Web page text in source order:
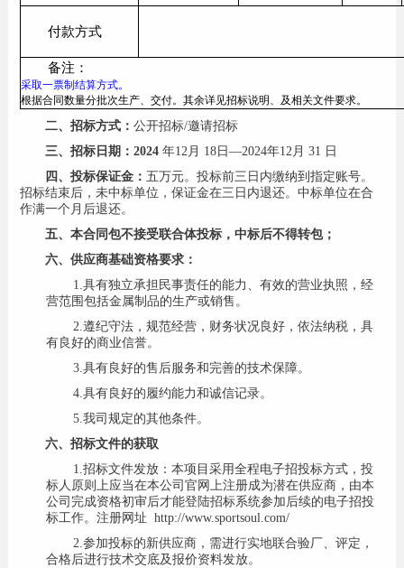
付款方式
备注：
采取一票制结算方式。
根据合同数量分批次生产、交付。其余详见招标说明、及相关文件要求。
二、 招标方式： 公开招标/邀请招标
三、 招标日期： 2024 年12月 18日—2024年12月 31 日
四、 投标保证金： 五万元。投标前三日内缴纳到指定账号。
招标结束后，未中标单位，保证金在三日内退还。中标单位在合
作满一个月后退还。
五、 本合同包不接受联合体投标，中标后不得转包；
六、 供应商基础资格要求：
1.具有独立承担民事责任的能力、有效的营业执照，经
营范围包括金属制品的生产或销售。
2.遵纪守法，规范经营，财务状况良好，依法纳税，具
有良好的商业信誉。
3.具有良好的售后服务和完善的技术保障。
4.具有良好的履约能力和诚信记录。
5.我司规定的其他条件。
六、招标文件的获取
1.招标文件发放：本项目采用全程电子招投标方式，投
标人原则上应当在本公司官网上注册成为潜在供应商，由本
公司完成资格初审后才能登陆招标系统参加后续的电子招投
标工作。 注册网址 http://www.sportsoul.com/
2.参加投标的新供应商，需进行实地联合验厂、评定，
合格后进行技术交底及报价资料发放。